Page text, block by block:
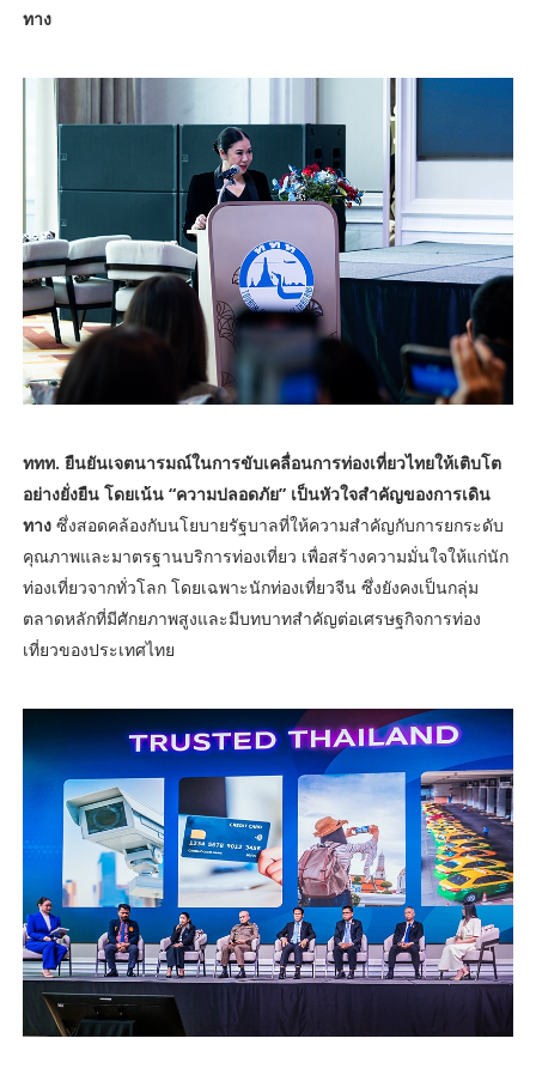
ทาง
ททท. ยืนยันเจตนารมณ์ในการขับเคลื่อนการท่องเที่ยวไทยให้เติบโต
อย่างยั่งยืน โดยเน้น “ความปลอดภัย” เป็นหัวใจสำคัญของการเดิน
ทางซึ่งสอดคล้องกับนโยบายรัฐบาลที่ให้ความสำคัญกับการยกระดับ
คุณภาพและมาตรฐานบริการท่องเที่ยว เพื่อสร้างความมั่นใจให้แก่นัก
ท่องเที่ยวจากทั่วโลก โดยเฉพาะนักท่องเที่ยวจีน ซึ่งยังคงเป็นกลุ่ม
ตลาดหลักที่มีศักยภาพสูงและมีบทบาทสำคัญต่อเศรษฐกิจการท่อง
เที่ยวของประเทศไทย